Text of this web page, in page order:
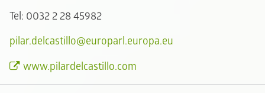
Tel: 0032 2 28 45982
pilar.delcastillo@europarl.europa.eu
www.pilardelcastillo.com